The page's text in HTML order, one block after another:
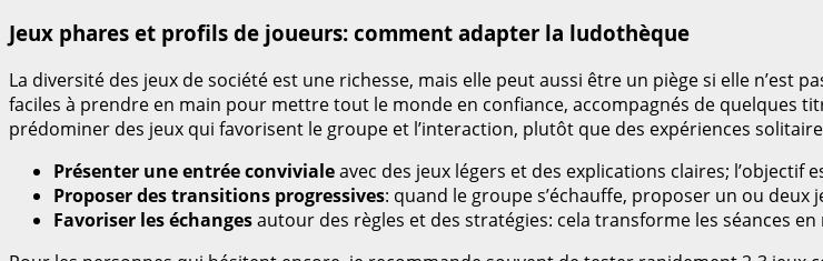
Jeux phares et profils de joueurs: comment adapter la ludothèque
La diversité des jeux de société est une richesse, mais elle peut aussi être un piège si elle
faciles à prendre en main pour mettre tout le monde en confiance, accompagnés de quelques
prédominer des jeux qui favorisent le groupe et l’interaction, plutôt que des expériences
Présenter une entrée convivialeavec des jeux légers et des explications claires; l’objectif
Proposer des transitions progressives: quand le groupe s’échauffe, proposer un ou
Favoriser les échangesautour des règles et des stratégies: cela transforme les séances